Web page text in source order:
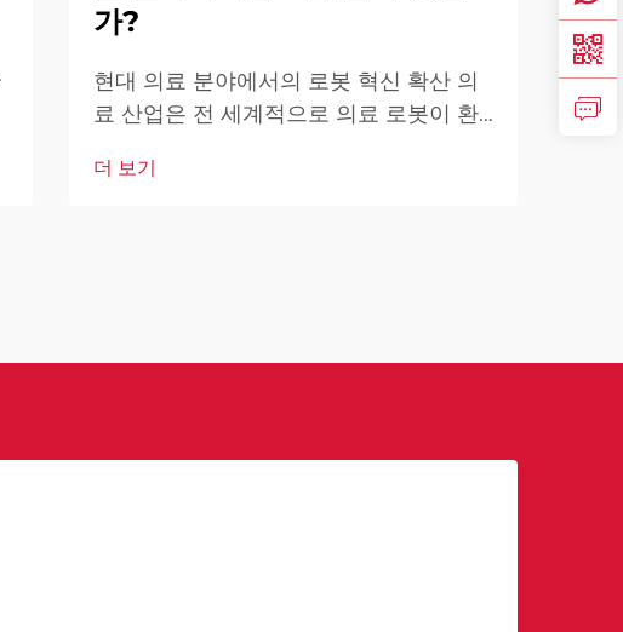
가?
현대 의료 분야에서의 로봇 혁신 확산 의
료 산업은 전 세계적으로 의료 로봇이 환
키면서 전례 없는 변화를 겪고 있습니다.
더 보기
현
영
자
더